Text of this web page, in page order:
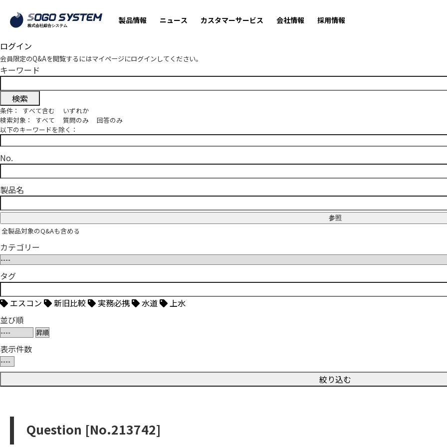
製品情報 ニュース カスタマーサービス 会社情報 採用情報
ログイン
会員限定のQ&Aを閲覧するにはマイページにログインしてください。
キーワード
条件： すべて含む
いずれか
検索対象：
すべて 質問のみ
回答のみ
以下のキーワードを除く：
No.
製品名
参照
全製品対象のQ&Aも含める
カテゴリー
タグ
エスコン 新旧比較 実務必携 水道
上水
並び順
表示件数
Question [No.213742]